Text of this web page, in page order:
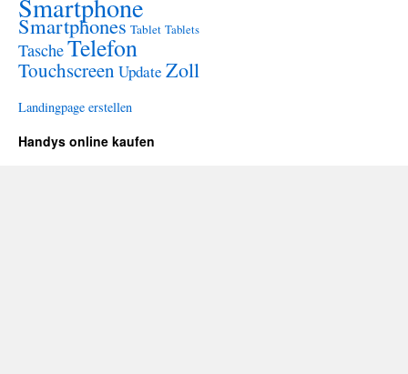
Smartphone
Smartphones Tablet Tablets
TascheTelefon
Touchscreen Update Zoll
Landingpage erstellen
Handys online kaufen